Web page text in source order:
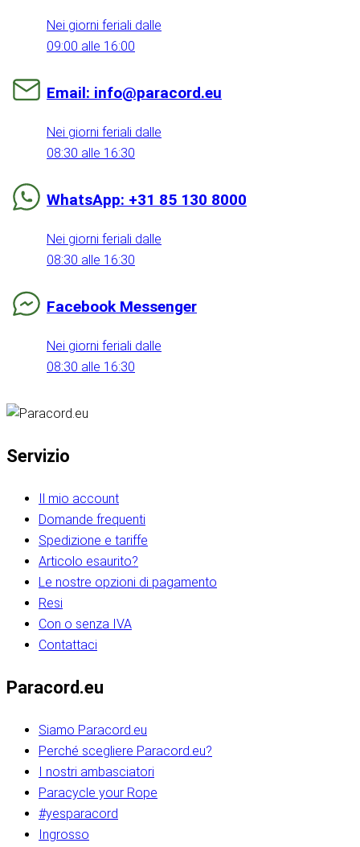
Nei giorni feriali dalle
09:00 alle 16:00
Email: info@paracord.eu
Nei giorni feriali dalle
08:30 alle 16:30
WhatsApp: +31 85 130 8000
Nei giorni feriali dalle
08:30 alle 16:30
Facebook Messenger
Nei giorni feriali dalle
08:30 alle 16:30
Servizio
Il mio account
Domande frequenti
Spedizione e tariffe
Articolo esaurito?
Le nostre opzioni di pagamento
Resi
Con o senza IVA
Contattaci
Paracord.eu
Siamo Paracord.eu
Perché scegliere Paracord.eu?
I nostri ambasciatori
Paracycle your Rope
#yesparacord
Ingrosso